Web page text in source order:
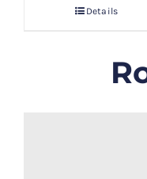
Details